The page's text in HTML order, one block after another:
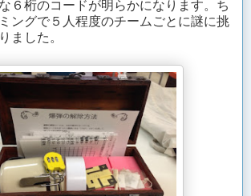
６桁のコードが明らかになります。ち
ングで５人程度のチームごとに謎に挑
ました。